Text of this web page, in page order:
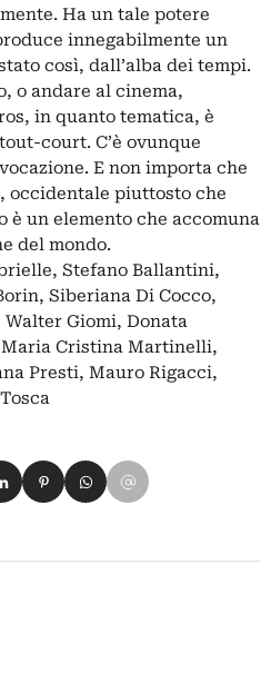
Ha un tale potere
innegabilmente un
così, dall’alba dei tempi.
o andare al cinema,
in quanto tematica, è
court. C’è ovunque
E non importa che
occidentale piuttosto che
è un elemento che accomuna
del mondo.
Stefano Ballantini,
Siberiana Di Cocco,
Giomi, Donata
Cristina Martinelli,
Presti, Mauro Rigacci,
Facebook
su Xsu LinkedIn
Condividi su Pinterest
Condividi su WhatsApp
Condividi su Email